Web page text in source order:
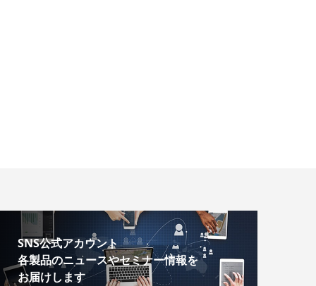
SNS公式アカウント
各製品のニュースやセミナー情報を
お届けします